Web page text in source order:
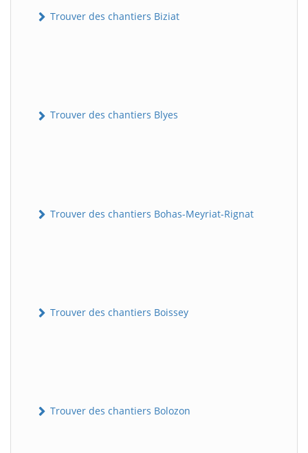
Trouver des chantiers Biziat
Trouver des chantiers Blyes
Trouver des chantiers Bohas-Meyriat-Rignat
Trouver des chantiers Boissey
Trouver des chantiers Bolozon